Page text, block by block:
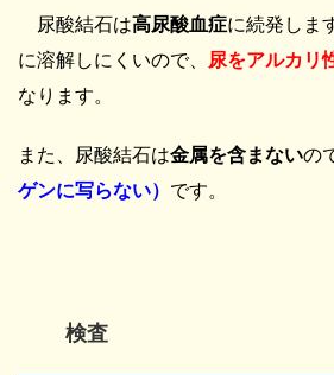
尿酸結石は高尿酸血症に続発しま
に溶解しにくいので、
尿をアルカリ
なります。
また、尿酸結石は金属を含まないの
ゲンに写らない） です。
検査